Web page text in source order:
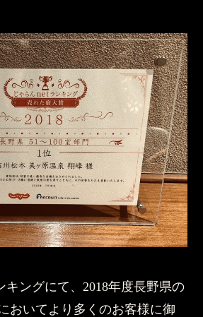
キングにて、2018年度長野県の
おいてより多くのお客様に御